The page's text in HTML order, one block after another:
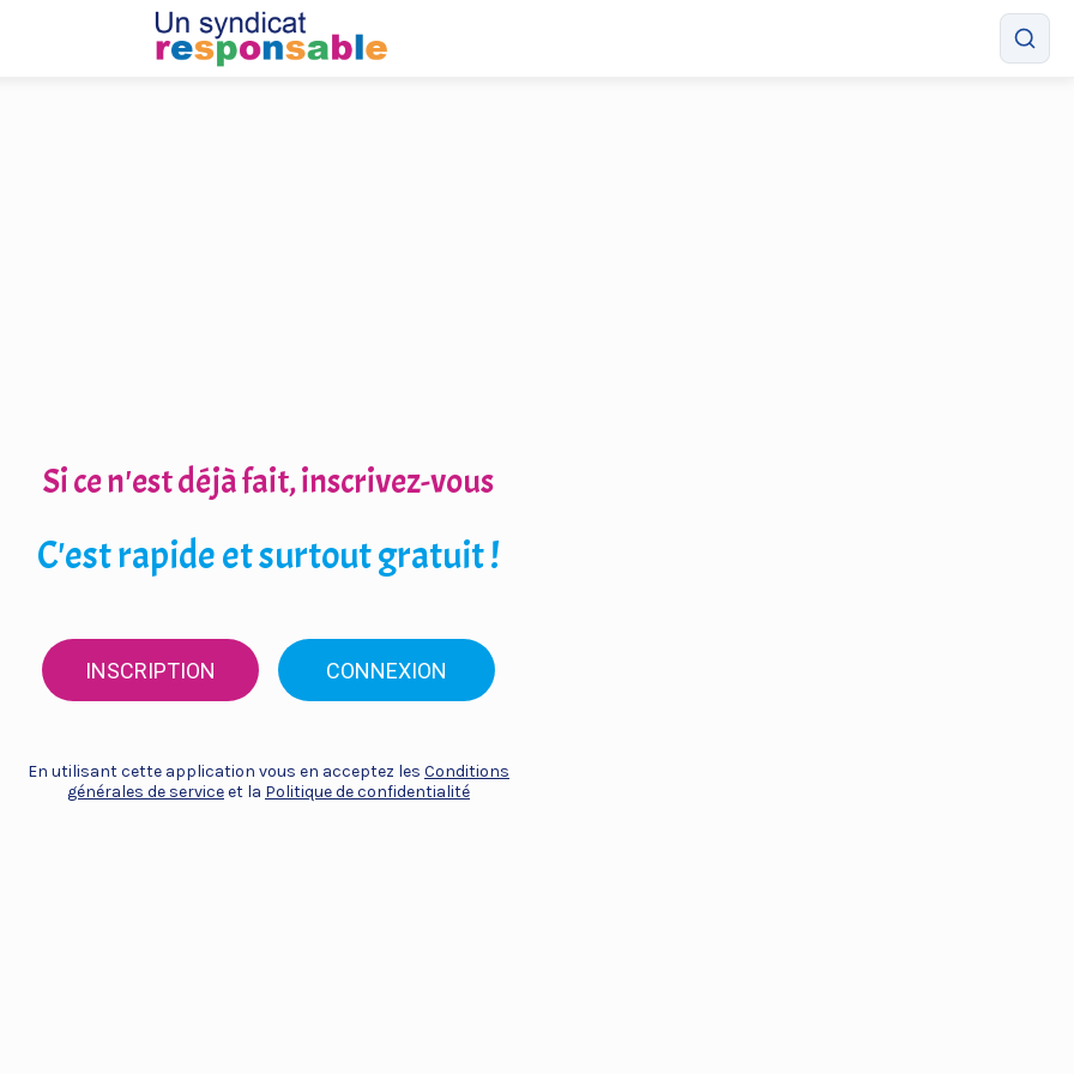
Si ce n'est déjà fait, inscrivez-vous
C'est rapide et surtout gratuit !
INSCRIPTION CONNEXION
En utilisant cette application vous en acceptez les Conditions
générales de serviceet la Politique de confidentialité